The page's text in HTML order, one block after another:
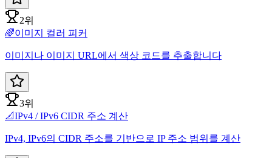
2위
🌈이미지 컬러 피커
이미지나 이미지 URL에서 색상 코드를 추출합니다
3위
📐IPv4 / IPv6 CIDR 주소 계산
IPv4, IPv6의 CIDR 주소를 기반으로 IP 주소 범위를 계산